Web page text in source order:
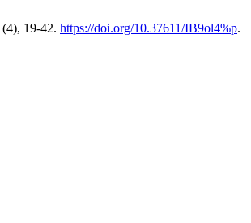
(4), 19-42. https://doi.org/10.37611/IB9ol4%p.